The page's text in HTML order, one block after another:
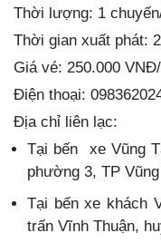
Thời lượng: 1
Thời gian xuất phát:
Giá vé: 250.000
Điện thoại:
Địa chỉ liên lạc:
Tại bến xe Vũng
phường 3, TP
Tại bến xe khách
trấn Vĩnh Thuận,